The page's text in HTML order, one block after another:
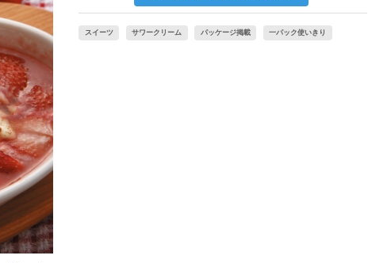
スイーツ サワークリーム パッケージ掲載 一パック使いきり